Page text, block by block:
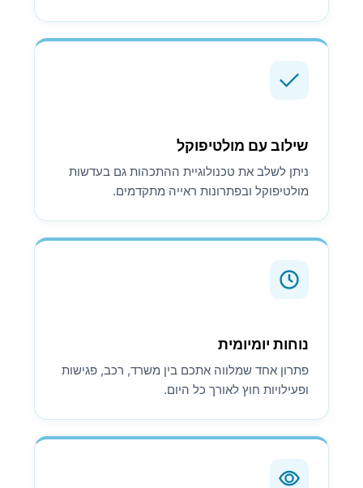
שילוב עם מולטיפוקל
ניתן לשלב את טכנולוגיית ההתכהות גם בעדשות
מולטיפוקל ובפתרונות ראייה מתקדמים.
נוחות יומיומית
פתרון אחד שמלווה אתכם בין משרד, רכב, פגישות
ופעילויות חוץ לאורך כל היום.